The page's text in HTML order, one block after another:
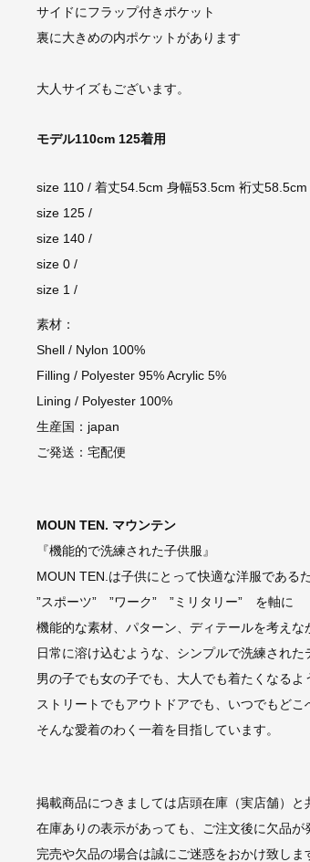
サイドにフラップ付きポケット
裏に大きめの内ポケットがあります
大人サイズもございます。
モデル110cm 125着用
size 110 / 着丈54.5cm 身幅53.5cm 裄丈58.5cm
size 125 /
size 140 /
size 0 /
size 1 /
素材：
Shell / Nylon 100%
Filling / Polyester 95% Acrylic 5%
Lining / Polyester 100%
生産国：japan
ご発送：宅配便
MOUN TEN. マウンテン
『機能的で洗練された子供服』
MOUN TEN.は子供にとって快適な洋服である
”スポーツ” ”ワーク” ”ミリタリー” を軸に
機能的な素材、パターン、ディテールを考えな
日常に溶け込むような、シンプルで洗練された
男の子でも女の子でも、大人でも着たくなるよ
ストリートでもアウトドアでも、いつでもどこ
そんな愛着のわく一着を目指しています。
掲載商品につきましては店頭在庫（実店舗）と
在庫ありの表示があっても、ご注文後に欠品が
完売や欠品の場合は誠にご迷惑をおかけ致しま